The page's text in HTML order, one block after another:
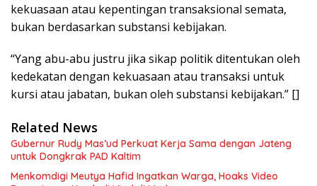
kekuasaan atau kepentingan transaksional semata,
bukan berdasarkan substansi kebijakan.
“Yang abu-abu justru jika sikap politik ditentukan oleh
kedekatan dengan kekuasaan atau transaksi untuk
kursi atau jabatan, bukan oleh substansi kebijakan.” []
Related News
Gubernur Rudy Mas’ud Perkuat Kerja Sama dengan Jateng
untuk Dongkrak PAD Kaltim
Menkomdigi Meutya Hafid Ingatkan Warga, Hoaks Video